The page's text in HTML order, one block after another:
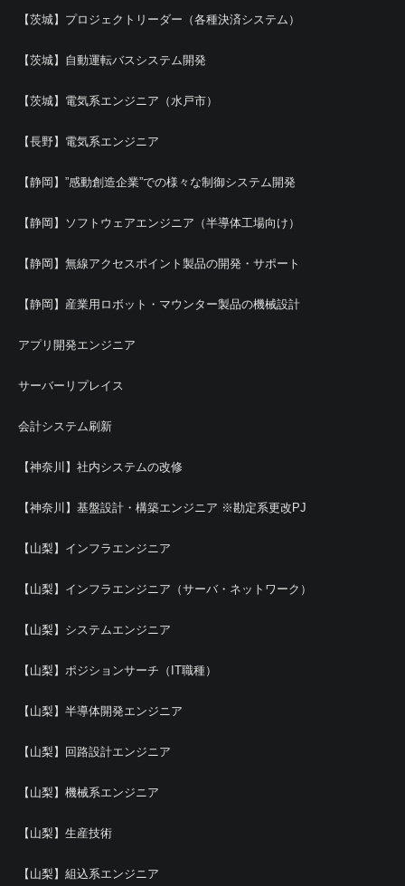
【茨城】プロジェクトリーダー（各種決済システム）
【茨城】自動運転バスシステム開発
【茨城】電気系エンジニア（水戸市）
【長野】電気系エンジニア
【静岡】”感動創造企業”での様々な制御システム開発
【静岡】ソフトウェアエンジニア（半導体工場向け）
【静岡】無線アクセスポイント製品の開発・サポート
【静岡】産業用ロボット・マウンター製品の機械設計
アプリ開発エンジニア
サーバーリプレイス
会計システム刷新
【神奈川】社内システムの改修
【神奈川】基盤設計・構築エンジニア ※勘定系更改PJ
【山梨】インフラエンジニア
【山梨】インフラエンジニア（サーバ・ネットワーク）
【山梨】システムエンジニア
【山梨】ポジションサーチ（IT職種）
【山梨】半導体開発エンジニア
【山梨】回路設計エンジニア
【山梨】機械系エンジニア
【山梨】生産技術
【山梨】組込系エンジニア